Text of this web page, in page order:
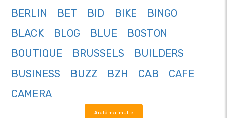
BERLIN
BET BID BIKE
BINGO
BLACK
BLOG BLUE
BOSTON
BOUTIQUE
BRUSSELS
BUILDERS
BUSINESS
BUZZ BZH CAB
CAFE
CAMERA
Arată mai multe